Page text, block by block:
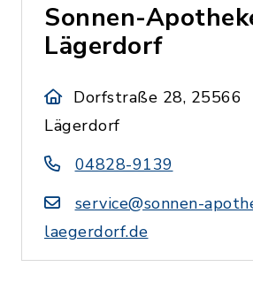
Sonnen-
Lägerdorf
Dorfstraße 28, 25566
Lägerdorf
04828-9139
service@sonnen-
laegerdorf.de